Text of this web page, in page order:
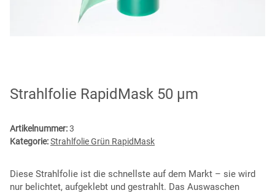
Strahlfolie RapidMask 50 µm
Artikelnummer:3
Kategorie:Strahlfolie Grün RapidMask
Diese Strahlfolie ist die schnellste auf dem Markt – sie wird
nur belichtet, aufgeklebt und gestrahlt. Das Auswaschen